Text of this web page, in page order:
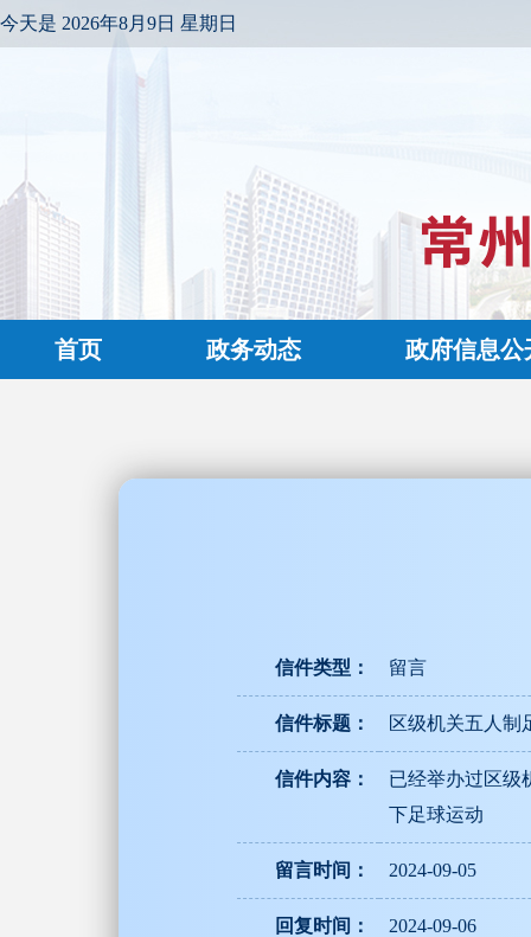
今天是 2026年8月9日 星期日
首页 政务动态 政府信息公
信件类型： 留言
信件标题： 区级机关五人制
信件内容：
已经举办过区级
下足球运动
留言时间： 2024-09-05
回复时间： 2024-09-06